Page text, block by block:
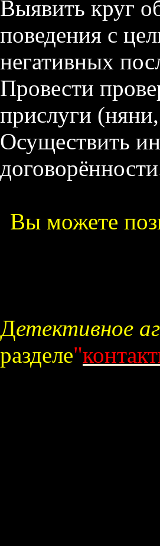
Выявить круг
поведения с
негативных
Провести
прислуги
Осуществить
Вы можете
Детективное
разделе"